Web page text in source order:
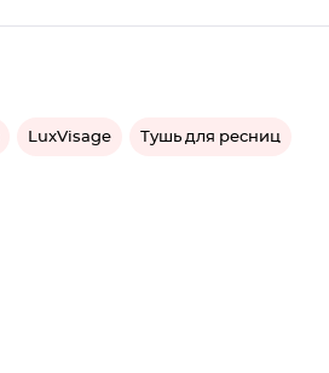
LuxVisage Тушь для ресниц